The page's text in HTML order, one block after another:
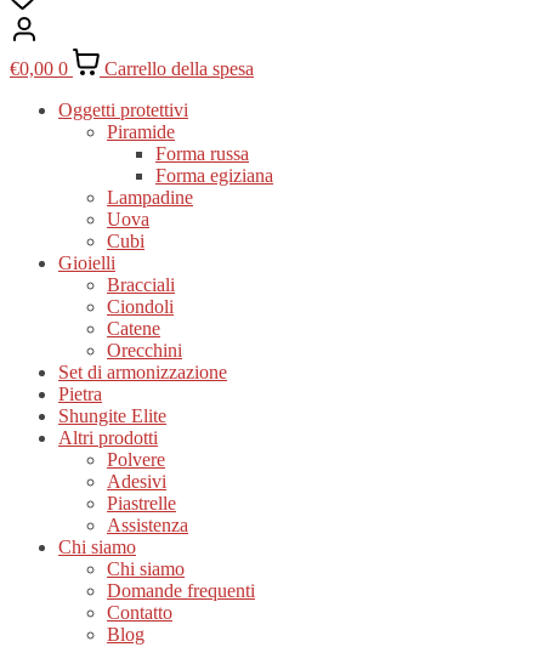
€0,00 0
Carrello della spesa
Oggetti protettivi
Piramide
Forma russa
Forma egiziana
Lampadine
Uova
Cubi
Gioielli
Bracciali
Ciondoli
Catene
Orecchini
Set di armonizzazione
Pietra
Shungite Elite
Altri prodotti
Polvere
Adesivi
Piastrelle
Assistenza
Chi siamo
Chi siamo
Domande frequenti
Contatto
Blog